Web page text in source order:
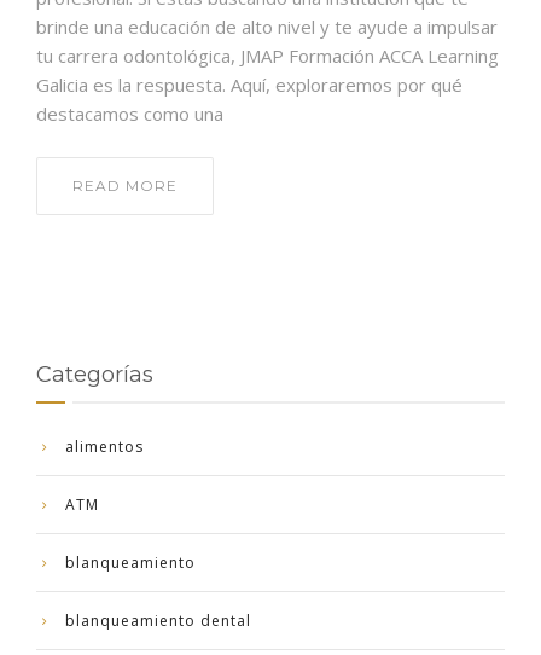
brinde una educación de alto nivel y te ayude a impulsar
tu carrera odontológica, JMAP Formación ACCA Learning
Galicia es la respuesta. Aquí, exploraremos por qué
destacamos como una
READ MORE
Categorías
alimentos
ATM
blanqueamiento
blanqueamiento dental